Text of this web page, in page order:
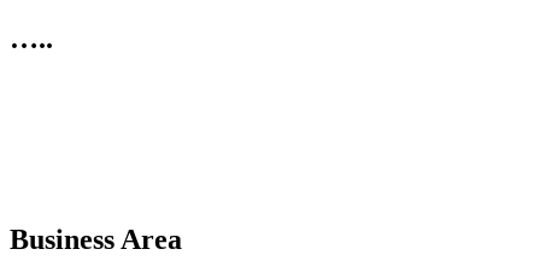
…..
Business Area